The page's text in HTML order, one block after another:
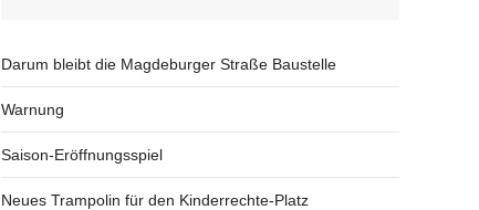
Darum bleibt die Magdeburger Straße Baustelle
Warnung
Saison-Eröffnungsspiel
Neues Trampolin für den Kinderrechte-Platz